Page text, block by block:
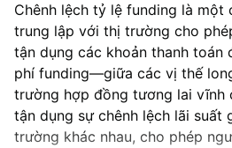
Chênh lệch tỷ lệ funding là một
trung lập với thị trường cho
tận dụng các khoản thanh
phí funding—giữa các vị thế
trường hợp đồng tương lai vĩnh
tận dụng sự chênh lệch lãi suất
trường khác nhau, cho phép